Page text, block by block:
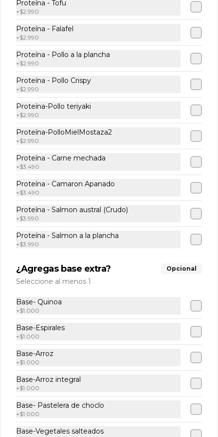
Kombucha que contiene jugo
Normal
Lata 350 - Coca Cola
$1.990
Proteína - Tofu
+$2.990
Proteína - Falafel
+$2.990
Proteína - Pollo a la plancha
+$2.990
Proteína - Pollo Crispy
+$2.990
Proteína-Pollo teriyaki
+$2.990
Proteína-PolloMielMostaza2
+$2.990
Proteína - Carne mechada
+$3.490
Proteína - Camaron Apanado
+$3.490
Proteína - Salmon austral (Crudo)
+$3.990
Proteína - Salmon a la plancha
+$3.990
¿Agregas base extra? Opcional
Seleccione al menos 1
Base- Quinoa
+$1.000
Base-Espirales
+$1.000
Base-Arroz
+$1.000
Base-Arroz integral
+$1.000
Base- Pastelera de choclo
+$1.000
Base-Vegetales salteados